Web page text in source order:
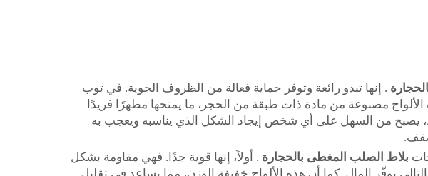
. إنها تبدو رائعة وتوفر حماية فعالة من الظروف الجوية. في توب
مصنوعة من مادة ذات طبقة من الحجر، ما يمنحها مظهرًا فريدًا
يصبح من السهل على أي شخص إيجاد الشكل الذي يناسبه ويعجب به
سقف.
بلاط الصلب المغطى بالحجارة . أولاً، إنها قوية جدًا. فهي مقاومة بشكل